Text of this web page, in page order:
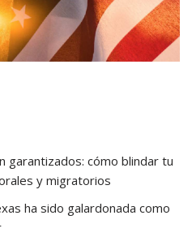
garantizados: cómo blindar tu
y migratorios
ha sido galardonada como